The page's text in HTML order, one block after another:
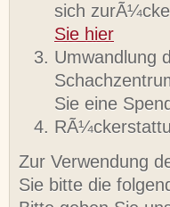
sich
Sie hier
Umwandlung
Sie eine
Zur Verwendung
Sie bitte die